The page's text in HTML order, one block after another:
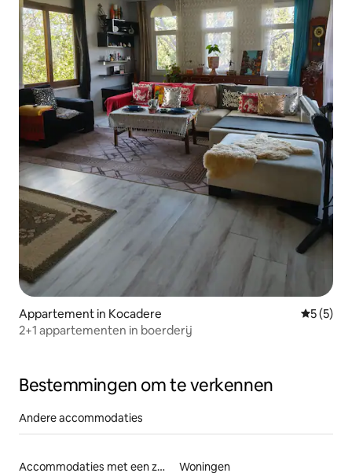
Appartement in Kocadere
5 (5)
2+1 appartementen in boerderij
Bestemmingen om te verkennen
Andere accommodaties
Accommodaties met een zwembad Woningen